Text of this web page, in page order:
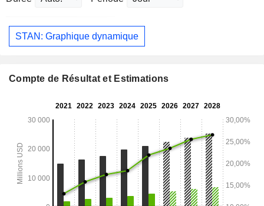
STAN: Graphique dynamique
Compte de Résultat et Estimations